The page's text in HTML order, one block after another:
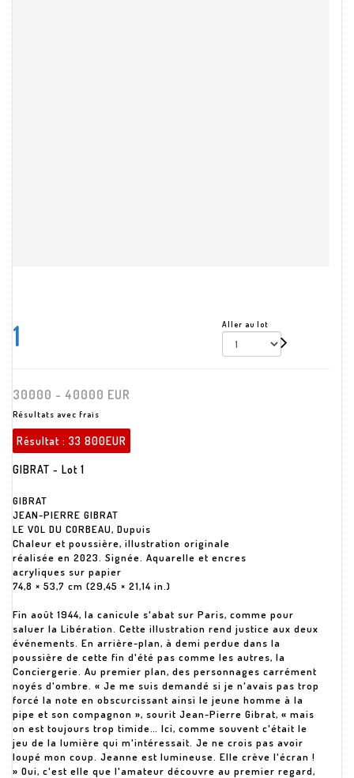
1 Aller au lot
30000 - 40000 EUR
Résultats avec frais
Résultat : 33 800EUR
GIBRAT - Lot 1
GIBRAT
JEAN-PIERRE GIBRAT
LE VOL DU CORBEAU, Dupuis
Chaleur et poussière, illustration originale
réalisée en 2023. Signée. Aquarelle et encres
acryliques sur papier
74,8 × 53,7 cm (29,45 × 21,14 in.)
Fin août 1944, la canicule s'abat sur Paris, comme pour
saluer la Libération. Cette illustration rend justice aux deux
événements. En arrière-plan, à demi perdue dans la
poussière de cette fin d'été pas comme les autres, la
Conciergerie. Au premier plan, des personnages carrément
noyés d'ombre. « Je me suis demandé si je n'avais pas trop
forcé la note en obscurcissant ainsi le jeune homme à la
pipe et son compagnon », sourit Jean-Pierre Gibrat, « mais
on est toujours trop timide… Ici, comme souvent c'était le
jeu de la lumière qui m'intéressait. Je ne crois pas avoir
loupé mon coup. Jeanne est lumineuse. Elle crève l'écran !
» Oui, c'est elle que l'amateur découvre au premier regard,